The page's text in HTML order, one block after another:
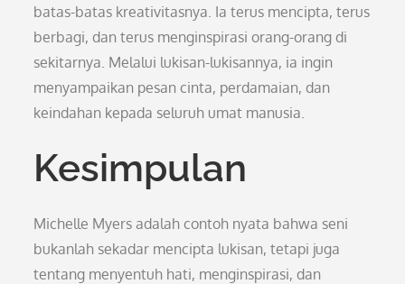
batas-batas kreativitasnya. Ia terus mencipta, terus
berbagi, dan terus menginspirasi orang-orang di
sekitarnya. Melalui lukisan-lukisannya, ia ingin
menyampaikan pesan cinta, perdamaian, dan
keindahan kepada seluruh umat manusia.
Kesimpulan
Michelle Myers adalah contoh nyata bahwa seni
bukanlah sekadar mencipta lukisan, tetapi juga
tentang menyentuh hati, menginspirasi, dan